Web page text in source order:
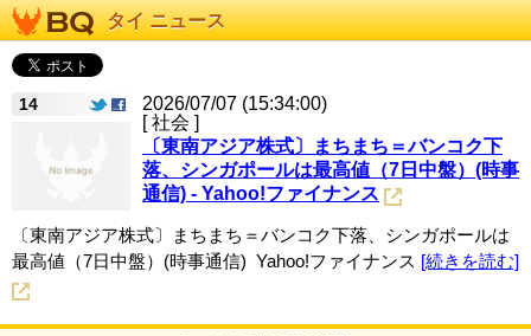
タイ ニュース
14
2026/07/07 (15:34:00)
[ 社会 ]
〔東南アジア株式〕まちまち＝バンコク下
落、シンガポールは最高値（7日中盤）(時事
通信) - Yahoo!ファイナンス
〔東南アジア株式〕まちまち＝バンコク下落、シンガポールは
最高値（7日中盤）(時事通信) Yahoo!ファイナンス [続きを読む]